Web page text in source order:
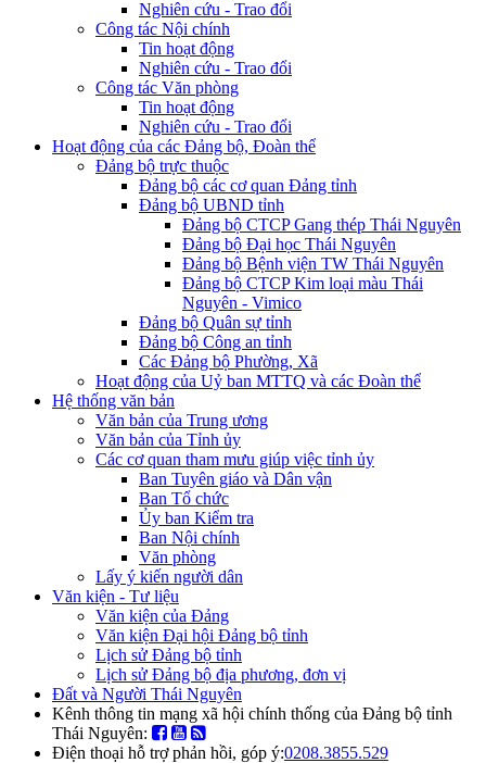
Nghiên cứu - Trao đổi
Công tác Nội chính
Tin hoạt động
Nghiên cứu - Trao đổi
Công tác Văn phòng
Tin hoạt động
Nghiên cứu - Trao đổi
Hoạt động của các Đảng bộ, Đoàn thể
Đảng bộ trực thuộc
Đảng bộ các cơ quan Đảng tỉnh
Đảng bộ UBND tỉnh
Đảng bộ CTCP Gang thép Thái Nguyên
Đảng bộ Đại học Thái Nguyên
Đảng bộ Bệnh viện TW Thái Nguyên
Đảng bộ CTCP Kim loại màu Thái
Nguyên - Vimico
Đảng bộ Quân sự tỉnh
Đảng bộ Công an tỉnh
Các Đảng bộ Phường, Xã
Hoạt động của Uỷ ban MTTQ và các Đoàn thể
Hệ thống văn bản
Văn bản của Trung ương
Văn bản của Tỉnh ủy
Các cơ quan tham mưu giúp việc tỉnh ủy
Ban Tuyên giáo và Dân vận
Ban Tổ chức
Ủy ban Kiểm tra
Ban Nội chính
Văn phòng
Lấy ý kiến người dân
Văn kiện - Tư liệu
Văn kiện của Đảng
Văn kiện Đại hội Đảng bộ tỉnh
Lịch sử Đảng bộ tỉnh
Lịch sử Đảng bộ địa phương, đơn vị
Đất và Người Thái Nguyên
Kênh thông tin mạng xã hội chính thống của Đảng bộ tỉnh
Thái Nguyên:
Điện thoại hỗ trợ phản hồi, góp ý:0208.3855.529